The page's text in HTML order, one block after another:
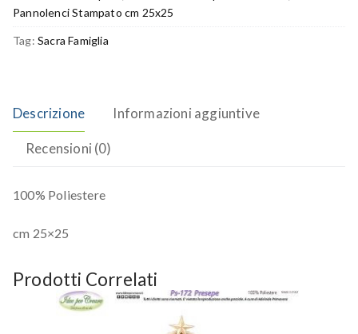
Pannolenci Stampato cm 25x25
Tag: Sacra Famiglia
Descrizione Informazioni aggiuntive
Recensioni (0)
100% Poliestere
cm 25×25
Prodotti Correlati